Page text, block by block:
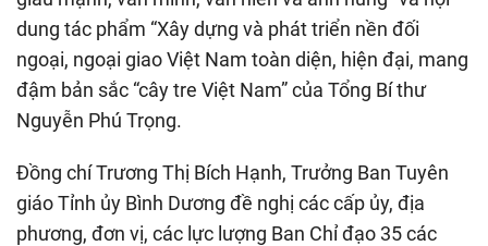
dung tác phẩm “Xây dựng và phát triển nền đối
ngoại, ngoại giao Việt Nam toàn diện, hiện đại, mang
đậm bản sắc “cây tre Việt Nam” của Tổng Bí thư
Nguyễn Phú Trọng.
Đồng chí Trương Thị Bích Hạnh, Trưởng Ban Tuyên
giáo Tỉnh ủy Bình Dương đề nghị các cấp ủy, địa
phương, đơn vị, các lực lượng Ban Chỉ đạo 35 các